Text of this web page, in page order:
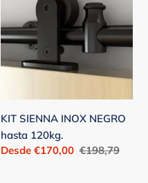
NEGRO
hasta
120kg.
KIT SIENNA INOX NEGRO
hasta 120kg.
Precio
Desde €170,00 Precio
€198,79